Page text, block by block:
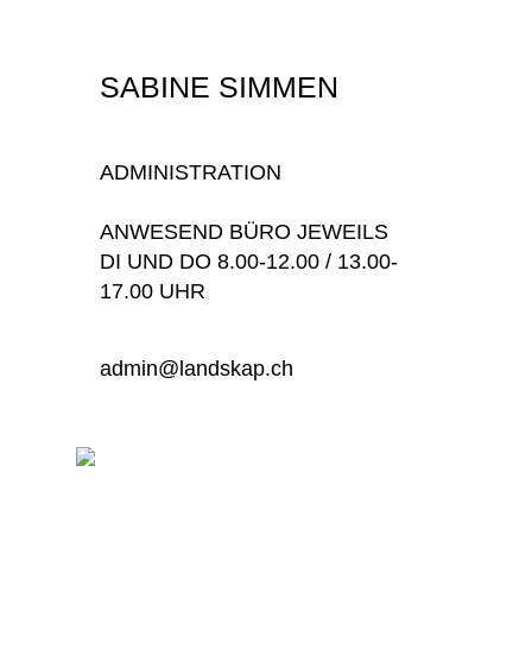
SABINE SIMMEN
ADMINISTRATION
ANWESEND BÜRO JEWEILS
DI UND DO 8.00-12.00 / 13.00-
17.00 UHR
admin@landskap.ch